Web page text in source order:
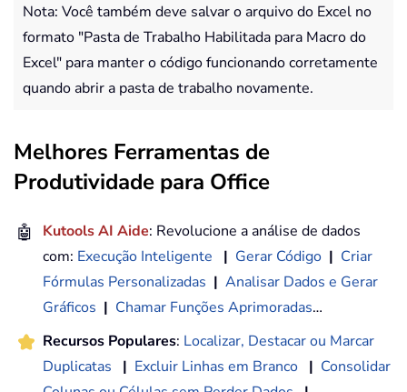
Nota: Você também deve salvar o arquivo do Excel no
formato "Pasta de Trabalho Habilitada para Macro do
Excel" para manter o código funcionando corretamente
quando abrir a pasta de trabalho novamente.
Melhores Ferramentas de
Produtividade para Office
🤖 Kutools AI Aide: Revolucione a análise de dados
com: Execução Inteligente | Gerar Código | Criar
Fórmulas Personalizadas | Analisar Dados e Gerar
Gráficos | Chamar Funções Aprimoradas…
Recursos Populares: Localizar, Destacar ou Marcar
Duplicatas
| Excluir Linhas em Branco | Consolidar